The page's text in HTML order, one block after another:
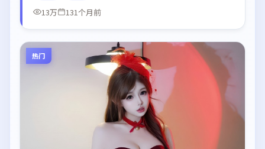
13万
131个月前
热门